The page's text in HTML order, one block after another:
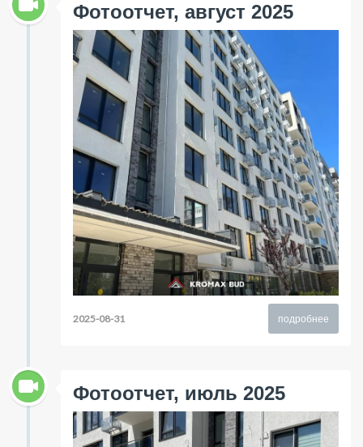
Фотоотчет, август 2025
подробнее
2025-08-31
Фотоотчет, июль 2025